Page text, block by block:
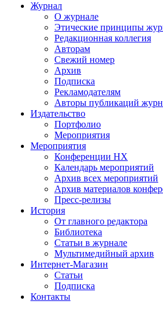
Журнал
О журнале
Этические принципы
Редакционная коллегия
Авторам
Свежий номер
Архив
Подписка
Рекламодателям
Авторы публикаций
Издательство
Портфолио
Мероприятия
Мероприятия
Конференции НХ
Календарь мероприятий
Архив всех мероприятий
Архив материалов
Пресс-релизы
История
От главного редактора
Библиотека
Статьи в журнале
Мультимедийный архив
Интернет-Магазин
Статьи
Подписка
Контакты